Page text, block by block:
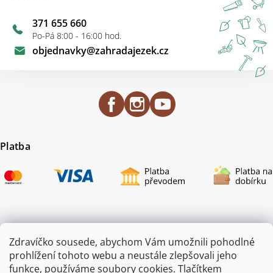
Zdravíčko sousede, abychom Vám umožnili pohodlné
prohlížení tohoto webu a neustále zlepšovali jeho
funkce, používáme soubory cookies. Tlačítkem
objednavky@zahradajezek.cz
371 655 660
Po-Pá 8:00 - 16:00 hod.
Platba
Certifikace